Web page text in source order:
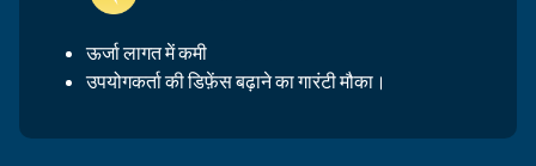
ऊर्जा लागत में कमी
उपयोगकर्ता की डिफ़ेंस बढ़ाने का गारंटी मौका।